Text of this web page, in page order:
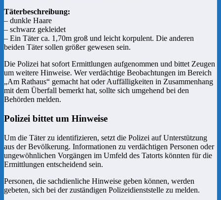
Täterbeschreibung:
– dunkle Haare
– schwarz gekleidet
– Ein Täter ca. 1,70m groß und leicht korpulent. Die anderen
beiden Täter sollen größer gewesen sein.
Die Polizei hat sofort Ermittlungen aufgenommen und bittet Zeugen
um weitere Hinweise. Wer verdächtige Beobachtungen im Bereich
„Am Rathaus“ gemacht hat oder Auffälligkeiten in Zusammenhang
mit dem Überfall bemerkt hat, sollte sich umgehend bei den
Behörden melden.
Polizei bittet um Hinweise
Um die Täter zu identifizieren, setzt die Polizei auf Unterstützung
aus der Bevölkerung. Informationen zu verdächtigen Personen oder
ungewöhnlichen Vorgängen im Umfeld des Tatorts könnten für die
Ermittlungen entscheidend sein.
Personen, die sachdienliche Hinweise geben können, werden
gebeten, sich bei der zuständigen Polizeidienststelle zu melden.